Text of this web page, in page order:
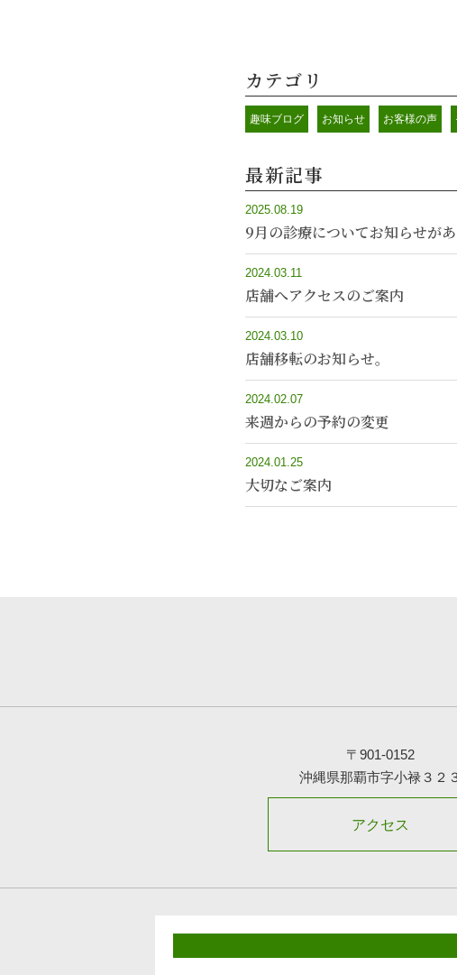
カテゴリ
趣味ブログ お知らせ お客様の声
最新記事
2025.08.19
9月の診療についてお知らせがあ
2024.03.11
店舗へアクセスのご案内
2024.03.10
店舗移転のお知らせ。
2024.02.07
来週からの予約の変更
2024.01.25
大切なご案内
〒901-0152
沖縄県那覇市字小禄３２
アクセス